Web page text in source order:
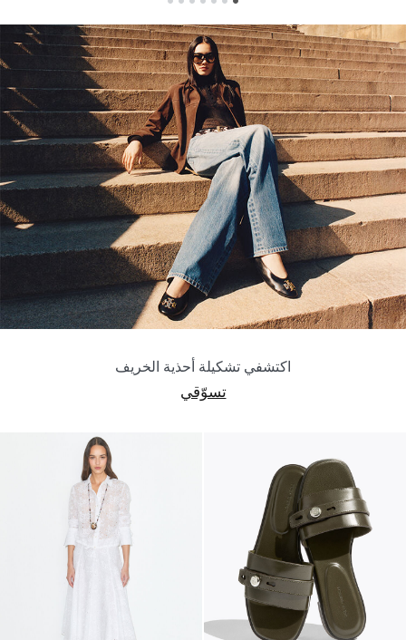
اكتشفي تشكيلة أحذية الخريف
تسوّقي